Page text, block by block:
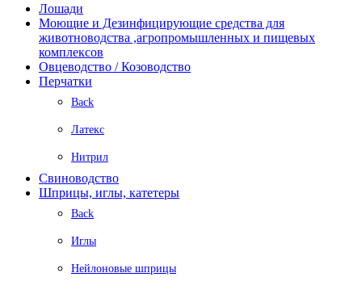
Лошади
Моющие и Дезинфицирующие средства для
животноводства ,агропромышленных и пищевых
комплексов
Овцеводство / Козоводство
Перчатки
Back
Латекс
Нитрил
Свиноводство
Шприцы, иглы, катетеры
Back
Иглы
Нейлоновые шприцы